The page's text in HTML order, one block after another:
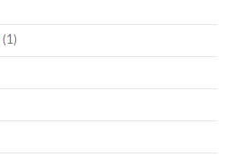
(1)